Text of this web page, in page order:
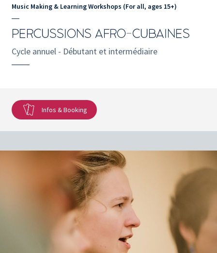
Music Making & Learning Workshops (For all, ages 15+)
PERCUSSIONS AFRO-CUBAINES
Cycle annuel - Débutant et intermédiaire
Infos & Booking